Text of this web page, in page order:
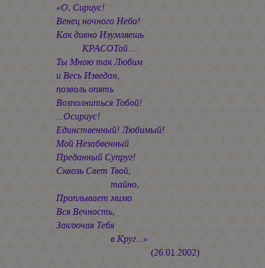
«О, Сириус!
Венец ночного Неба!
Как дивно Изумляешь
КРАСОТой...
Ты Мною так Любим
и Весь Изведан,
позволь опять
Возполниться Тобой!
...Осириус!
Единственный! Любимый!
Мой Незабвенный
Преданный Супруг!
Сквозь Свет Твой,
тайно,
Проплывает мимо
Вся Вечность,
Заключая Тебя
в Круг...»
(26.01.2002)